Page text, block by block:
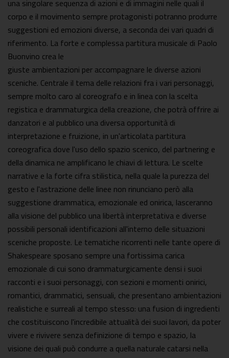
una singolare sequenza di azioni e di immagini nelle quali il
corpo e il movimento sempre protagonisti potranno produrre
suggestioni ed emozioni diverse, a seconda dei vari quadri di
riferimento. La forte e complessa partitura musicale di Paolo
Buonvino crea le
giuste ambientazioni per accompagnare le diverse azioni
sceniche. Centrale il tema delle relazioni fra i vari personaggi,
sempre molto caro al coreografo e in linea con la scelta
registica e drammaturgica della creazione, che potrà offrire ai
danzatori e al pubblico una diversa opportunità di
interpretazione e fruizione, in un'articolata partitura
coreografica dove l'uso dello spazio scenico, del partnering e
della dinamica ne amplificano le chiavi di lettura. Le scelte
narrative e la forte cifra stilistica, nella quale la purezza del
gesto e l'astrazione delle linee non rinunciano però alla
suggestione drammatica, emozionale ed onirica, lasceranno
alla visione del pubblico una libertà interpretativa e diverse
possibili personali identificazioni all'interno delle situazioni
sceniche proposte. Le tematiche ricorrenti nelle tante opere di
Shakespeare sposano sempre una fortissima carica
emozionale di cui sono drammaturgicamente densi i suoi
racconti e i suoi personaggi, con sezioni e momenti onirici,
romantici, drammatici, sensuali, che presentano ambientazioni
realistiche e surreali al tempo stesso: una fusion di ingredienti
che costituiscono l'incredibile attualità dei suoi lavori, da poter
vivere e rivivere senza definizione di tempo e spazio, la
visione dei quali può condurre a quella naturale catarsi nella